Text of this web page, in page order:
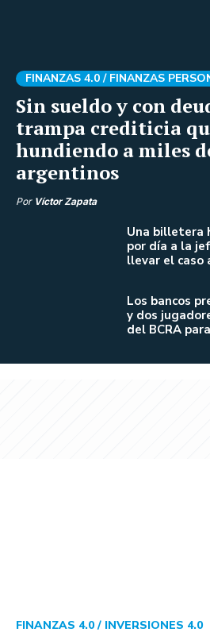
Sin sueldo y con
trampa crediticia
hundiendo a miles
argentinos
FINANZAS 4.0 / FINANZAS
Por Víctor Zapata
Una billetera
por día a la
llevar el caso
Los bancos
y dos
del BCRA
FINANZAS 4.0 / INVERSIONES 4.0